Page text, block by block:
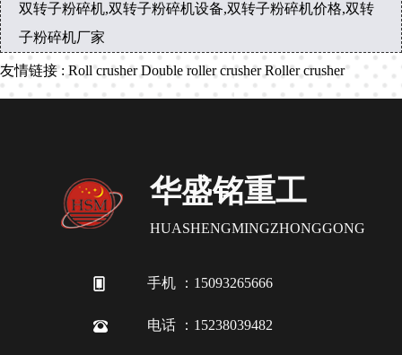
双转子粉碎机,双转子粉碎机设备,双转子粉碎机价格,双转
子粉碎机厂家
友情链接: Roll crusher Double roller crusher Roller crusher
华盛铭重工
HUASHENGMINGZHONGGONG
手机 ：15093265666
电话 ：15238039482